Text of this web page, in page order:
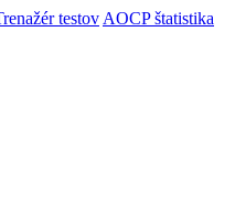
testov AOCP štatistika